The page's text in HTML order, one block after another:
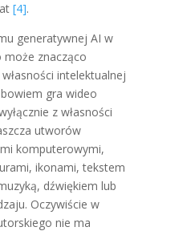
[4].
generatywnej AI w
znacząco
intelektualnej
gra wideo
z własności
utworów
komputerowymi,
ikonami, tekstem
dźwiękiem lub
Oczywiście w
nie ma